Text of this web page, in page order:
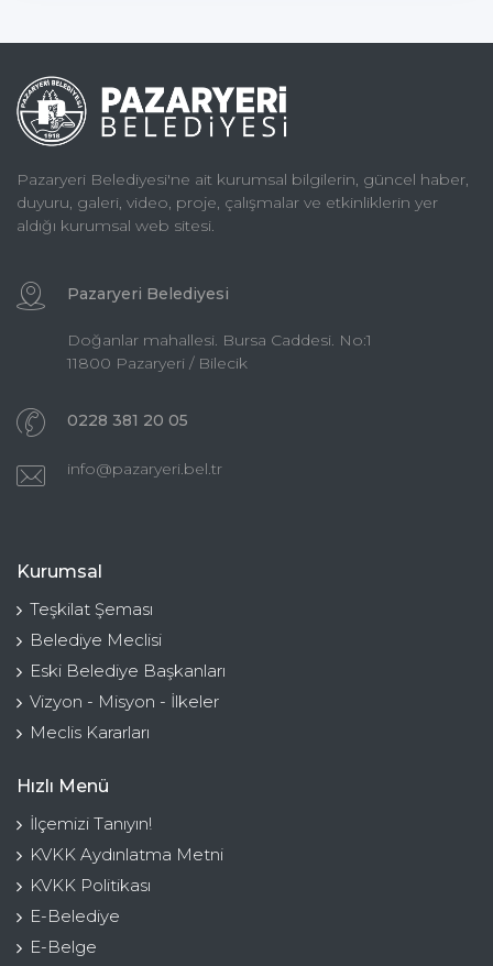
Pazaryeri Belediyesi'ne ait kurumsal bilgilerin, güncel haber,
duyuru, galeri, video, proje, çalışmalar ve etkinliklerin yer
aldığı kurumsal web sitesi.
Pazaryeri Belediyesi
Doğanlar mahallesi. Bursa Caddesi. No:1
11800 Pazaryeri / Bilecik
0228 381 20 05
info@pazaryeri.bel.tr
Kurumsal
Teşkilat Şeması
Belediye Meclisi
Eski Belediye Başkanları
Vizyon - Misyon - İlkeler
Meclis Kararları
Hızlı Menü
İlçemizi Tanıyın!
KVKK Aydınlatma Metni
KVKK Politikası
E-Belediye
E-Belge